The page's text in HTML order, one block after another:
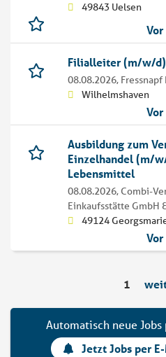
49843 Uelsen
Filialleiter (m/w/d)
08.08.2026, Fressnapf
Wilhelmshaven
Ausbildung zum
Einzelhandel (m/
Lebensmittel
08.08.2026, Combi-
Einkaufsstätte GmbH
49124
1
Automatisch neue
Jetzt Jobs per